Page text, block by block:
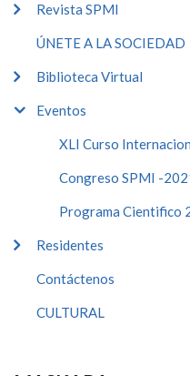
Revista SPMI
ÚNETE A LA SOCIEDAD
Biblioteca Virtual
Eventos
XLI Curso
Congreso SPMI -
Programa Cientifico
Residentes
Contáctenos
CULTURAL